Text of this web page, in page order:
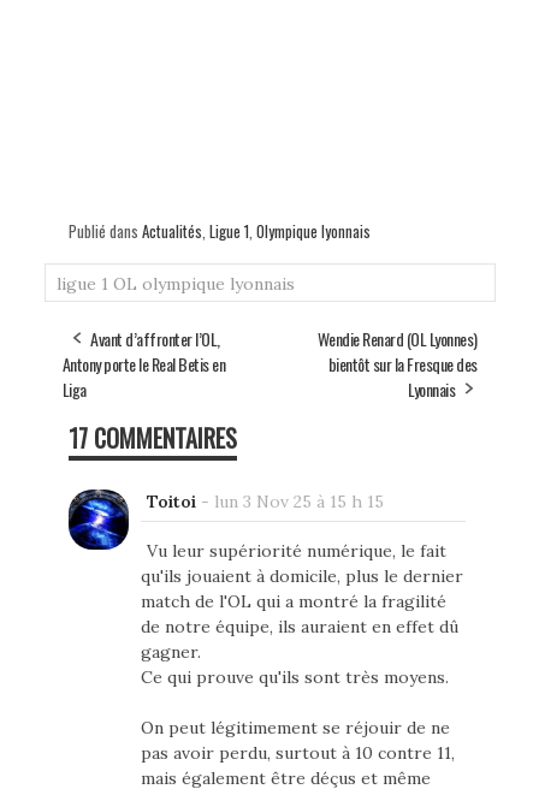
Publié dans Actualités Ligue 1 Olympique lyonnais
ligue 1 OL olympique lyonnais
Avant d’affronter l’OL,
Antony porte le Real Betis en
Liga
Wendie Renard (OL Lyonnes)
bientôt sur la Fresque des
Lyonnais
17 COMMENTAIRES
Toitoi - lun 3 Nov 25 à 15 h 15
Vu leur supériorité numérique, le fait
qu'ils jouaient à domicile, plus le dernier
match de l'OL qui a montré la fragilité
de notre équipe, ils auraient en effet dû
gagner.
Ce qui prouve qu'ils sont très moyens.
On peut légitimement se réjouir de ne
pas avoir perdu, surtout à 10 contre 11,
mais également être déçus et même